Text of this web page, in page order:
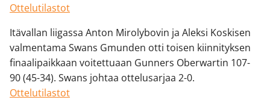
Ottelutilastot
Itävallan liigassa Anton Mirolybovin ja Aleksi Koskisen
valmentama Swans Gmunden otti toisen kiinnityksen
finaalipaikkaan voitettuaan Gunners Oberwartin 107-
90 (45-34). Swans johtaa ottelusarjaa 2-0.
Ottelutilastot